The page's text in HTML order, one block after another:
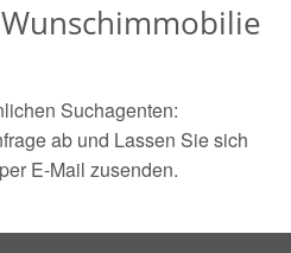
Suchagenten:
ab und Lassen Sie sich
E-Mail zusenden.